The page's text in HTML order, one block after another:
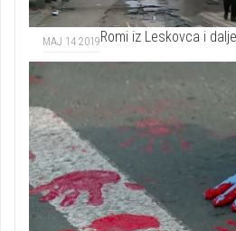
MAJ 14 2019Romi iz Leskovca i